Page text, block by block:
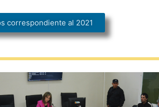
correspondiente al 2021